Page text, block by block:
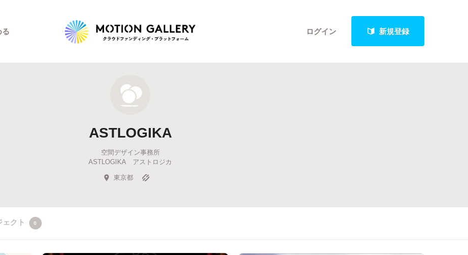
ログイン 新規登録
新着プロジェクト
Feature
キュレーターから探す
ASTLOGIKA
空間デザイン事務所
ASTLOGIKA アストロジカ
東京都
クト 0